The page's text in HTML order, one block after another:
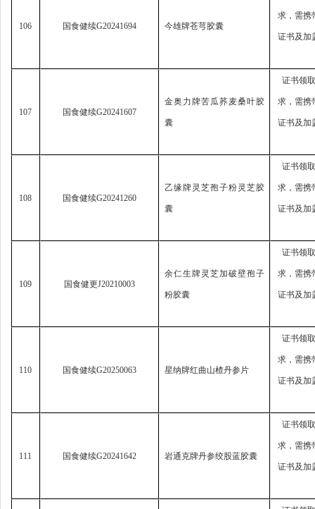
106 国食健续G20241694 今雄牌苍芎胶囊
求， 需携
证书及加
107 国食健续G20241607
金奥力牌苦瓜荞麦桑叶胶
囊
证书领
求， 需携
证书及加
108 国食健续G20241260
乙缘牌灵芝孢子粉灵芝胶
囊
证书领
求， 需携
证书及加
109 国食健更J20210003
余仁生牌灵芝加破壁孢子
粉胶囊
证书领
求， 需携
证书及加
110 国食健续G20250063 星纳牌红曲山楂丹参片
证书领
求， 需携
证书及加
111 国食健续G20241642 岩通克牌丹参绞股蓝胶囊
证书领
求， 需携
证书及加